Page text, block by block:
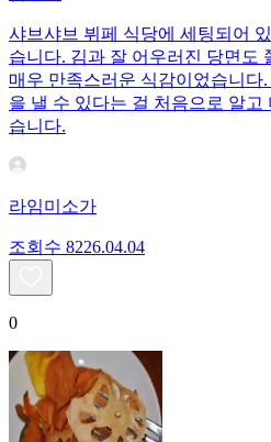
샤브샤브 뷔페 식당에 세팅되어
습니다. 김과 잘 어우러진 당면도
매우 만족스러운 식감이었습니다
을 낼 수 있다는 걸 처음으로 알고
습니다.
라임미소가
조회수 8226.04.04
0